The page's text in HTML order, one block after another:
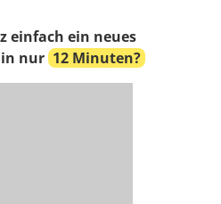
einfach ein neues
nur 12 Minuten?